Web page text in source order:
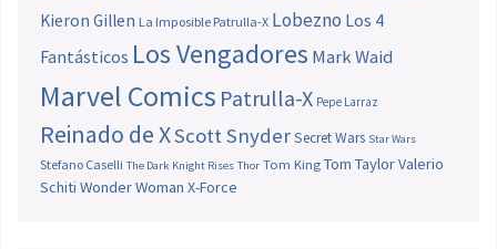
Kieron Gillen La Imposible Patrulla-X Lobezno Los 4
Fantásticos Los Vengadores Mark Waid
Marvel Comics Patrulla-X Pepe Larraz
Reinado de XScott SnyderSecret Wars Star Wars
Stefano Caselli The Dark Knight Rises Thor Tom King Tom TaylorValerio
Schiti Wonder Woman X-Force